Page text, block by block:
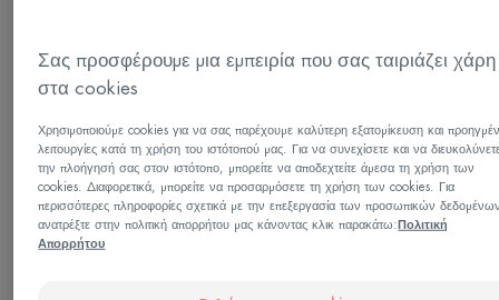
Αναζωογονητικό, θρεπτικό, χαρίζει
φωτεινότητα.
Bάζο
Μπορεί να χρησιμοποιηθεί για
Ενήλικες
Σας προσφέρουμε μια εμπειρία που σας ταιριάζει χάρη
στα cookies
Χρησιμοποιούμε cookies για να σας παρέχουμε καλύτερη εξατομίκευση και
λειτουργίες κατά τη χρήση του ιστότοπού μας. Για να συνεχίσετε και να
την πλοήγησή σας στον ιστότοπο, μπορείτε να αποδεχτείτε άμεσα τη χρήση των
cookies. Διαφορετικά, μπορείτε να προσαρμόσετε τη χρήση των cookies. Για
περισσότερες πληροφορίες σχετικά με την επεξεργασία των προσωπικών
ανατρέξτε στην πολιτική απορρήτου μας κάνοντας κλικ παρακάτω: Πολιτική
Απορρήτου